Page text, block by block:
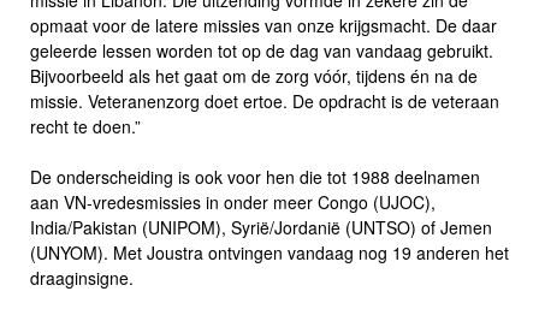
opmaat voor de latere missies van onze krijgsmacht. De daar
geleerde lessen worden tot op de dag van vandaag gebruikt.
Bijvoorbeeld als het gaat om de zorg vóór, tijdens én na de
missie. Veteranenzorg doet ertoe. De opdracht is de veteraan
recht te doen.”
De onderscheiding is ook voor hen die tot 1988 deelnamen
aan VN-vredesmissies in onder meer Congo (UJOC),
India/Pakistan (UNIPOM), Syrië/Jordanië (UNTSO) of Jemen
(UNYOM). Met Joustra ontvingen vandaag nog 19 anderen het
draaginsigne.